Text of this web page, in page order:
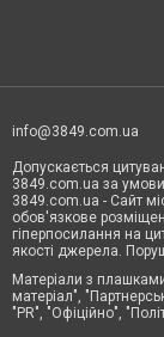
info@3849.com.ua
Допускається
3849.com.ua за
3849.com.ua - Сайт
обов'язкове
гіперпосилання на
якості джерела.
Матеріали з
матеріал",
"PR", "Офіційно",